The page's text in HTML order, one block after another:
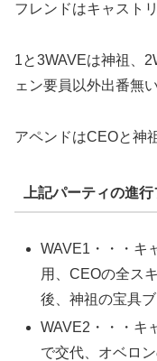
フレンドはキャスト
1と3WAVEは神祖、
ェン要員以外出番無
アペンドはCEOと神
上記パーティの進
WAVE1・・・キ
用、CEOの全ス
後、神祖の宝具ブ
WAVE2・・・キ
で交代、オベロ